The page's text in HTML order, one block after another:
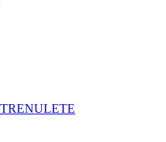
TRENULETE